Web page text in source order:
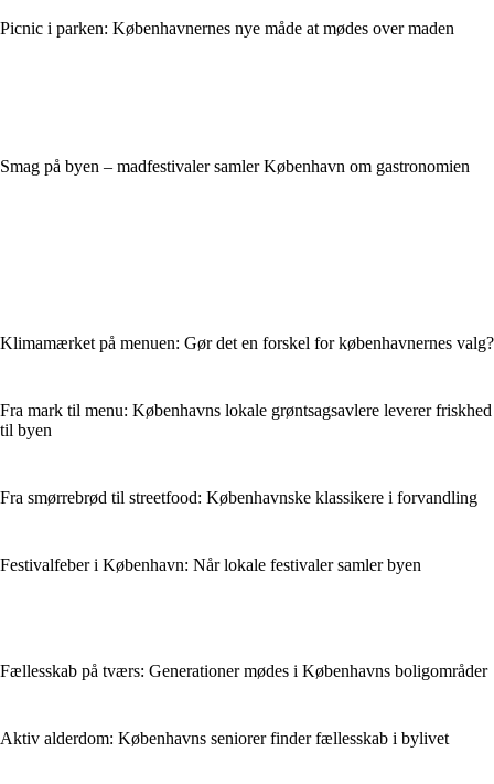
Picnic i parken: Københavnernes nye måde at mødes over maden
Smag på byen – madfestivaler samler København om gastronomien
Klimamærket på menuen: Gør det en forskel for københavnernes valg?
Fra mark til menu: Københavns lokale grøntsagsavlere leverer friskhed
til byen
Fra smørrebrød til streetfood: Københavnske klassikere i forvandling
Festivalfeber i København: Når lokale festivaler samler byen
Fællesskab på tværs: Generationer mødes i Københavns boligområder
Aktiv alderdom: Københavns seniorer finder fællesskab i bylivet